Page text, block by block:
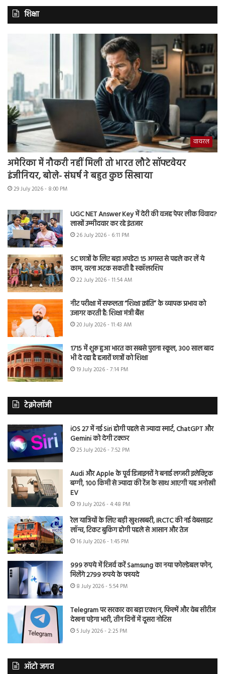
शिक्षा
वायरल
अमेरिका में नौकरी नहीं मिली तो भारत लौटे सॉफ्टवेयर
इंजीनियर, बोले- संघर्ष ने बहुत कुछ सिखाया
29 July 2026 - 8:00 PM
UGC NET Answer Key में देरी की वजह पेपर लीक विवाद?
लाखों उम्मीदवार कर रहे इंतजार
26 July 2026 - 6:11 PM
SC छात्रों के लिए बड़ा अपडेट! 15 अगस्त से पहले कर लें ये
काम, वरना अटक सकती है स्कॉलरशिप
22 July 2026 - 11:54 AM
नीट परीक्षा में सफलता “शिक्षा क्रांति” के व्यापक प्रभाव को
उजागर करती है: शिक्षा मंत्री बैंस
20 July 2026 - 11:43 AM
1715 में शुरू हुआ भारत का सबसे पुराना स्कूल, 300 साल बाद
भी दे रहा है हजारों छात्रों को शिक्षा
19 July 2026 - 7:14 PM
टेक्नोलॉजी
iOS 27 में नई Siri होगी पहले से ज्यादा स्मार्ट, ChatGPT और
Gemini को देगी टक्कर
25 July 2026 - 7:52 PM
Audi और Apple के पूर्व डिजाइनरों ने बनाई लग्जरी इलेक्ट्रिक
बग्गी, 100 किमी से ज्यादा की रेंज के साथ आएगी यह अनोखी
EV
19 July 2026 - 4:48 PM
रेल यात्रियों के लिए बड़ी खुशखबरी, IRCTC की नई वेबसाइट
लॉन्च, टिकट बुकिंग होगी पहले से आसान और तेज
16 July 2026 - 1:45 PM
999 रुपये में रिजर्व करें Samsung का नया फोल्डेबल फोन,
मिलेंगे 2799 रुपये के फायदे
8 July 2026 - 5:54 PM
Telegram पर सरकार का बड़ा एक्शन, फिल्में और वेब सीरीज
देखना पड़ेगा भारी, तीन दिनों में दूसरा नोटिस
5 July 2026 - 2:25 PM
ऑटो जगत